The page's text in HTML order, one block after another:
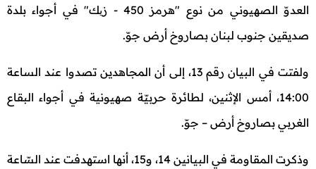
العدوّ الصهيوني من نوع "هرمز 450 - زیك" في أجواء بلدة
صديقين جنوب لبنان بصاروخ أرض جوّ.
ولفتت في البيان رقم 13، إلى أن المجاهدين تصدوا عند الساعة
14:00، أمس الإثنين، لطائرة حربيّة صهيونية في أجواء البقاع
الغربي بصاروخ أرض – جوّ.
وذكرت المقاومة في البيانين 14، و15، أنها استهدفت عند السّاعة